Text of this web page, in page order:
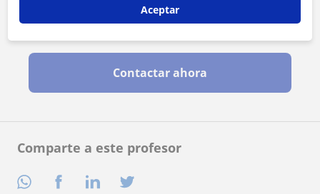
Comparte a este profesor
Contactar ahora
Aceptar